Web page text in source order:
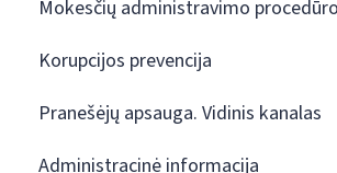
Mokesčių administravimo
Korupcijos prevencija
Pranešėjų apsauga. Vidinis kanalas
Administracinė informacija